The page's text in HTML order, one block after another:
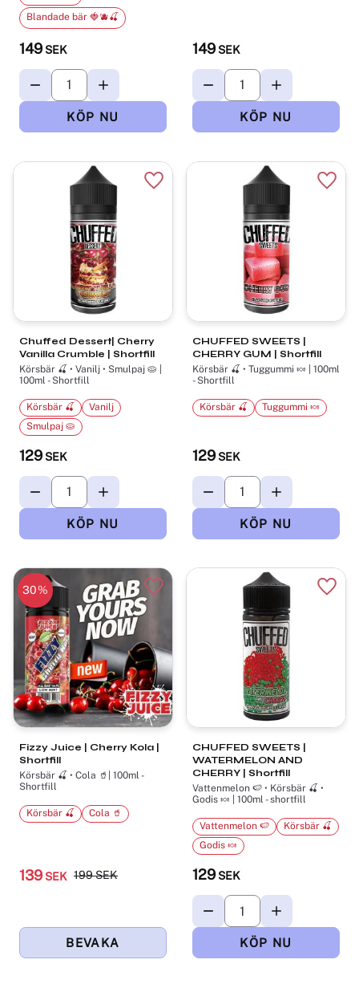
149 SEK
Blandade bär 🍓🫐🍒
149 SEK
Chuffed Dessert| Cherry
Vanilla Crumble | Shortfill
Körsbär 🍒 • Vanilj • Smulpaj 🥧 |
100ml - Shortfill
129 SEK
Körsbär 🍒
Vanilj
Smulpaj 🥧
Lägg till i favoriter
CHUFFED SWEETS |
CHERRY GUM | Shortfill
Körsbär 🍒 • Tuggummi 🍬 | 100ml
- Shortfill
129 SEK
Körsbär 🍒 Tuggummi 🍬
Fizzy Juice | Cherry Kola |
Shortfill
Körsbär 🍒 • Cola 🥤| 100ml -
Shortfill
139 SEK 199SEK
Körsbär 🍒 Cola 🥤
30% Lägg till i favoriter
CHUFFED SWEETS |
WATERMELON AND
CHERRY | Shortfill
Vattenmelon 🍉 • Körsbär 🍒 •
Godis 🍬 | 100ml - shortfill
129 SEK
Vattenmelon 🍉
Körsbär 🍒
Godis 🍬